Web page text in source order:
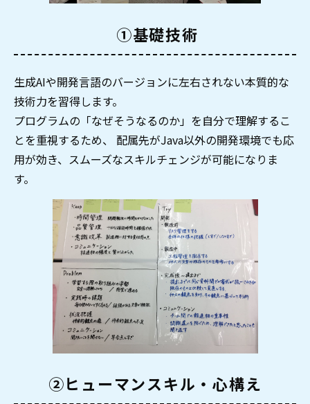
①基礎技術
生成AIや開発言語のバージョンに左右されない本質的な
技術力を習得します。
プログラムの「なぜそうなるのか」を自分で理解するこ
とを重視するため、 配属先がJava以外の開発環境でも応
用が効き、スムーズなスキルチェンジが可能になりま
す。
②ヒューマンスキル・心構え